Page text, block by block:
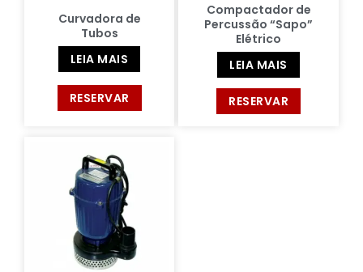
Curvadora de
Tubos
LEIA MAIS
RESERVAR
Compactador de
Percussão “Sapo”
Elétrico
LEIA MAIS
RESERVAR